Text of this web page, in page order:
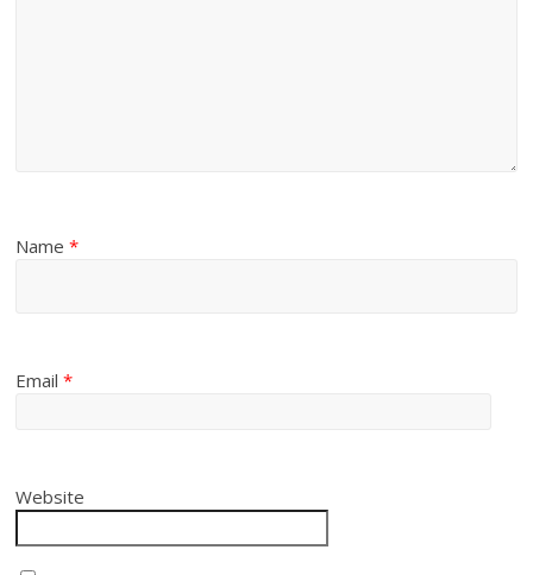
Name*
Email*
Website